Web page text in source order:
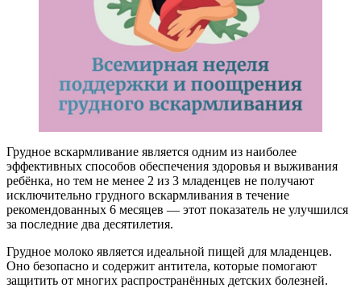
Грудное вскармливание является одним из наиболее
эффективных способов обеспечения здоровья и выживания
ребёнка, но тем не менее 2 из 3 младенцев не получают
исключительно грудного вскармливания в течение
рекомендованных 6 месяцев — этот показатель не улучшился
за последние два десятилетия.
Грудное молоко является идеальной пищей для младенцев.
Оно безопасно и содержит антитела, которые помогают
защитить от многих распространённых детских болезней.